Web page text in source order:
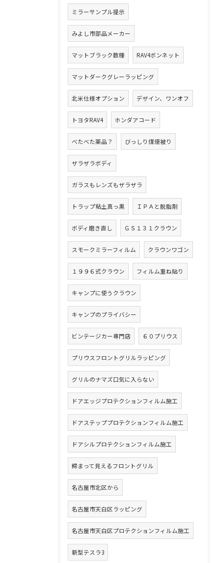
ミラーサンプル提示
みよし市部品メーカー
マットブラック数種 RAV4ボンネット
マットダークグレーラッピング
北米仕様オプション デザイン、ワンオフ
トヨタRAV4 ホンダアコード
べたべた薬品？ びっしり煤煙被り
ザラザラボディ
ガラスもレンズもザラザラ
トラップ粘土真っ黒 ＩＰＡと脱脂剤
ボディ磨き直し ＧＳ１３１クラウン
スモークミラーフィルム クラウンワゴン
１９９６式クラウン フィルム重ね貼り
キャンプに使うクラウン
キャンプのプライバシー
ビンテージカー専門店 ６０プリウス
プリウスフロントグリルラッピング
グリルのナマズ口気に入らない
ドアエッジプロテクションフィルム施工
ドアステッププロテクションフィルム施工
ドアシルプロテクションフィルム施工
締まって見えるフロントグリル
名古屋市北区から
名古屋市天白区ラッピング
名古屋市天白区プロテクションフィルム施工
新型テスラ3